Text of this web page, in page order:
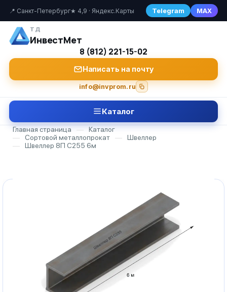
📍 Санкт-Петербург★ 4,9 · Яндекс.Карты Telegram MAX
ТД
ИнвестМет
8 (812) 221-15-02
Написать на почту
info@invprom.ru
Каталог
Главная страница —
Каталог
—
Сортовой металлопрокат —
Швеллер
—
Швеллер 8П С255 6м